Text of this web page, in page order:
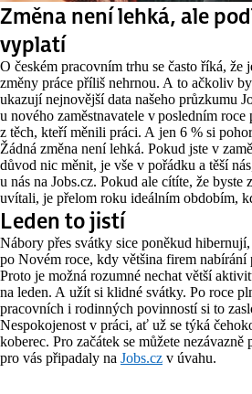
Změna není lehká, ale
vyplatí
O českém pracovním trhu se často říká, že
změny práce příliš nehrnou. A to ačkoliv
ukazují nejnovější data našeho průzkumu
u nového zaměstnavatele v posledním
z těch, kteří měnili práci. A jen 6 % si
Žádná změna není lehká. Pokud jste v
důvod nic měnit, je vše v pořádku a těší
u nás na Jobs.cz. Pokud ale cítíte, že byste
uvítali, je přelom roku ideálním obdobím,
Leden to jistí
Nábory přes svátky sice poněkud
po Novém roce, kdy většina firem nabírání
Proto je možná rozumné nechat větší
na leden. A užít si klidné svátky. Po roce
pracovních i rodinných povinností si to
Nespokojenost v práci, ať už se týká
koberec. Pro začátek se můžete
pro vás připadaly na Jobs.cz v úvahu.